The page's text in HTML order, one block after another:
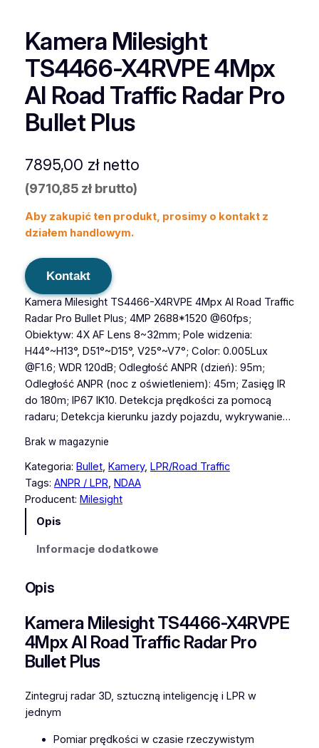
Kamera Milesight
TS4466-X4RVPE 4Mpx
AI Road Traffic Radar Pro
Bullet Plus
7895,00 złnetto
(9710,85 złbrutto)
Aby zakupić ten produkt, prosimy o kontakt z
działem handlowym.
Kontakt
Kamera Milesight TS4466-X4RVPE 4Mpx AI Road Traffic
Radar Pro Bullet Plus; 4MP 2688*1520 @60fps;
Obiektyw: 4X AF Lens 8~32mm; Pole widzenia:
H44°~H13°, D51°~D15°, V25°~V7°; Color: 0.005Lux
@F1.6; WDR 120dB; Odległość ANPR (dzień): 95m;
Odległość ANPR (noc z oświetleniem): 45m; Zasięg IR
do 180m; IP67 IK10. Detekcja prędkości za pomocą
radaru; Detekcja kierunku jazdy pojazdu, wykrywanie…
Brak w magazynie
Kategoria: Bullet, Kamery, LPR/Road Traffic
Tags: ANPR / LPR, NDAA
Producent: Milesight
Opis
Informacje dodatkowe
Opis
Kamera Milesight TS4466-X4RVPE
4Mpx AI Road Traffic Radar Pro
Bullet Plus
Zintegruj radar 3D, sztuczną inteligencję i LPR w
jednym
Pomiar prędkości w czasie rzeczywistym